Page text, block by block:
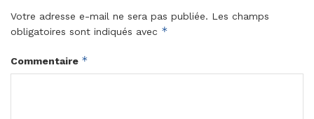
Votre adresse e-mail ne sera pas publiée. Les champs
obligatoires sont indiqués avec *
Commentaire *